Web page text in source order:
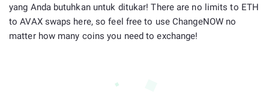
yang Anda butuhkan untuk ditukar! There are no limits to ETH
to AVAX swaps here, so feel free to use ChangeNOW no
matter how many coins you need to exchange!